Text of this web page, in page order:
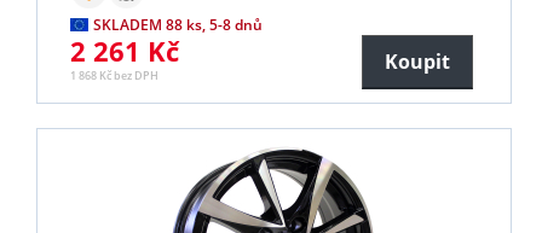
SKLADEM 88 ks, 5-8 dnů
2 261 Kč
1 868 Kč bez DPH
Koupit